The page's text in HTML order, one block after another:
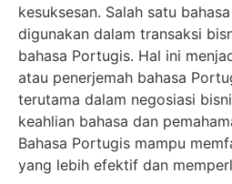
kesuksesan. Salah satu
digunakan dalam transaksi
bahasa Portugis. Hal ini
atau penerjemah bahasa
terutama dalam negosiasi
keahlian bahasa dan
Bahasa Portugis mampu
yang lebih efektif dan